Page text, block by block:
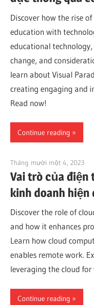
Discover how the rise
education with
educational
change, and
learn about Visual
creating engaging and
Read now!
Continue reading
Tháng mười một 4, 2023
Vai trò của điện
kinh doanh hiện
Discover the role of
and how it enhances
Learn how cloud
enables remote work.
leveraging the cloud
Continue reading